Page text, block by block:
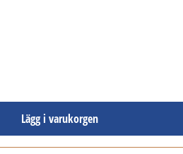
Lägg i varukorgen